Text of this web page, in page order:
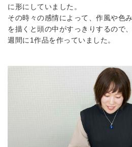
に形にしていました。
その時々の感情によって、作風や色
を描くと頭の中がすっきりするので
週間に1作品を作っていました。